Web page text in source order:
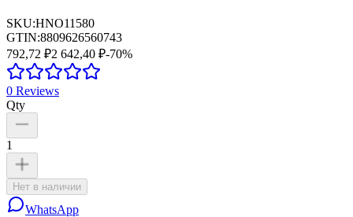
SKU:HNO11580
GTIN:8809626560743
792,72 ₽2 642,40 ₽-70%
0 Reviews
Qty
1
Нет в наличии
WhatsApp